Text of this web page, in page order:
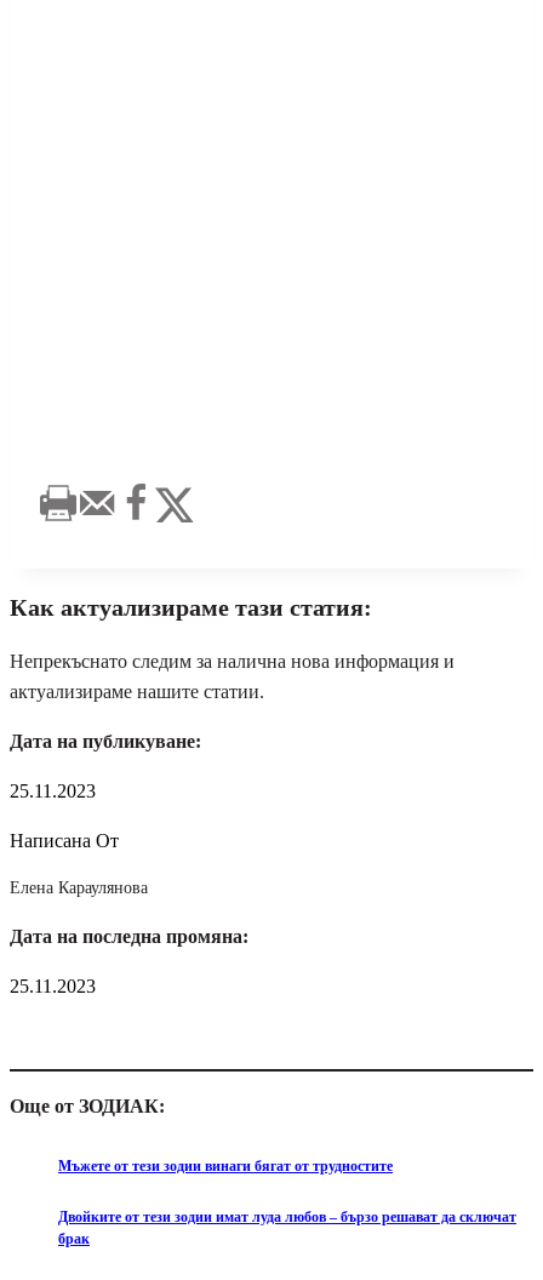
Как актуализираме тази статия:
Непрекъснато следим за налична нова информация и
актуализираме нашите статии.
Дата на публикуване:
25.11.2023
Написана От
Елена Караулянова
Дата на последна промяна:
25.11.2023
Още от ЗОДИАК:
Мъжете от тези зодии винаги бягат от трудностите
Двойките от тези зодии имат луда любов – бързо решават да сключат
брак